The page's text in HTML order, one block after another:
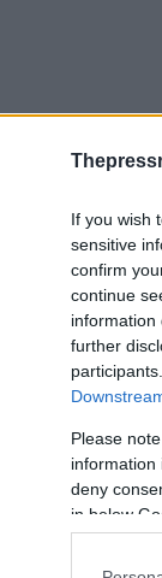
If you wish
sensitive
confirm
continue
information
further
Please
information
deny
in below